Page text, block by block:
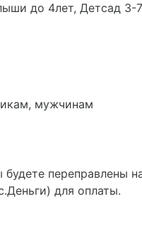
до 4лет, Детсад 3-
мужчинам
переправлены
для оплаты.